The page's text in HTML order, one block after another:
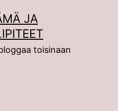
JA
toisinaan